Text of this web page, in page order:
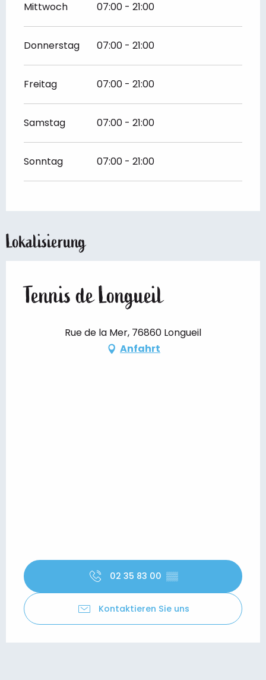
Mittwoch 07:00 - 21:00
Donnerstag 07:00 - 21:00
Freitag 07:00 - 21:00
Samstag 07:00 - 21:00
Sonntag 07:00 - 21:00
Lokalisierung
Tennis de Longueil
Rue de la Mer, 76860 Longueil
Anfahrt
02 35 83 00 ▒▒
Kontaktieren Sie uns